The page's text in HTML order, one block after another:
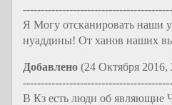
Я Могу отсканировать наши
нуаддины! От ханов наших вы
Добавлено (24 Октября 2016,
В Кз есть люди об являющие